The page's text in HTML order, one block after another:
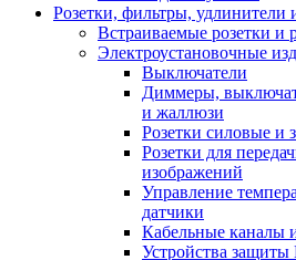
Розетки, фильтры, удлинители
Встраиваемые розетки и
Электроустановочные
Выключатели
Диммеры,
и жаллюзи
Розетки силовые и
Розетки для
изображений
Управление
датчики
Кабельные каналы
Устройства